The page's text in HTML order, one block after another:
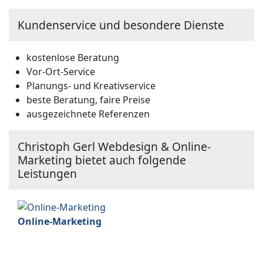
Kundenservice und besondere Dienste
kostenlose Beratung
Vor-Ort-Service
Planungs- und Kreativservice
beste Beratung, faire Preise
ausgezeichnete Referenzen
Christoph Gerl Webdesign & Online-
Marketing bietet auch folgende
Leistungen
Online-Marketing